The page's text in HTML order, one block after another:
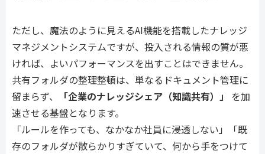
ただし、魔法のように見えるAI機能を搭載したナレッジ
マネジメントシステムですが、投入される情報の質が悪
ければ、よいパフォーマンスを出すことはできません。
共有フォルダの整理整頓は、単なるドキュメント管理に
留まらず、
「企業のナレッジシェア（知識共有）」
を加
速させる基盤となります。
「ルールを作っても、なかなか社員に浸透しない」「既
存のフォルダが散らかりすぎていて、何から手をつけて